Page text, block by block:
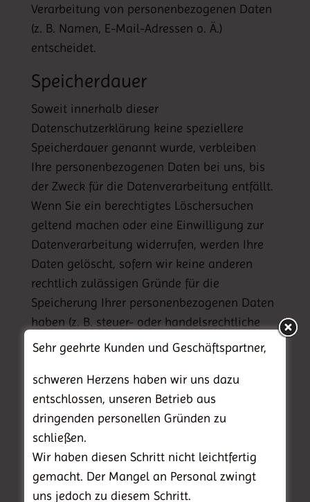
Verarbeitung von personenbezogenen Daten
(z. B. Namen, E-Mail-Adressen o. Ä.)
entscheidet.
Speicherdauer
Soweit innerhalb dieser
Datenschutzerklärung keine speziellere
Speicherdauer genannt wurde, verbleiben
Ihre personenbezogenen Daten bei uns, bis
der Zweck für die Datenverarbeitung entfällt.
Wenn Sie ein berechtigtes Löschersuchen
geltend machen oder eine Einwilligung zur
Datenverarbeitung widerrufen, werden Ihre
Daten gelöscht, sofern wir keine anderen
rechtlich zulässigen Gründe für die
Speicherung Ihrer personenbezogenen Daten
haben (z. B. steuer- oder handelsrechtliche
Aufbewahrungsfristen); im letztgenannten
Fall erfolgt die Löschung nach Fortfall dieser
Gründe.
Allgemeine Hinweise zu den
Rechtsgrundlagen der
Datenverarbeitung auf dieser
Website
Sehr geehrte Kunden und Geschäftspartner,
schweren Herzens haben wir uns dazu
entschlossen, unseren Betrieb aus
dringenden personellen Gründen zu
schließen.
Wir haben diesen Schritt nicht leichtfertig
gemacht. Der Mangel an Personal zwingt
uns jedoch zu diesem Schritt.